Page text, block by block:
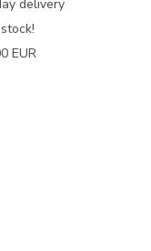
delivery
EUR